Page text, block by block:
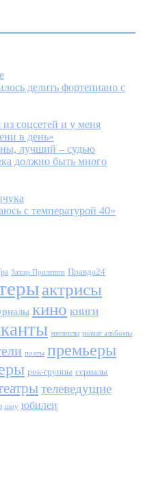
делить фортепиано с
соцсетей и у меня
в день»
лучший – судью
должно быть много
с температурой 40»
Захар Прилепин Правда24
актрисы
кино книги
мюзиклы новые альбомы
поэты премьеры
рок-группы сериалы
телеведущие
шоу юбилеи